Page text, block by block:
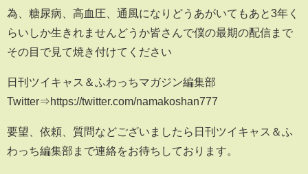
為、糖尿病、高血圧、通風になりどうあがいてもあと3年く
らいしか生きれませんどうか皆さんで僕の最期の配信まで
その目で見て焼き付けてください
日刊ツイキャス＆ふわっちマガジン編集部
Twitter⇒https://twitter.com/namakoshan777
要望、依頼、質問などございましたら日刊ツイキャス＆ふ
わっち編集部まで連絡をお待ちしております。